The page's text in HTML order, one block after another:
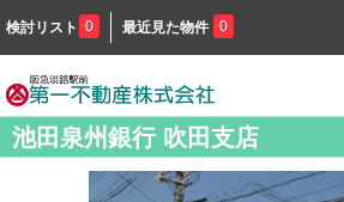
検討リスト 0 最近見た物件 0
池田泉州銀行 吹田支店